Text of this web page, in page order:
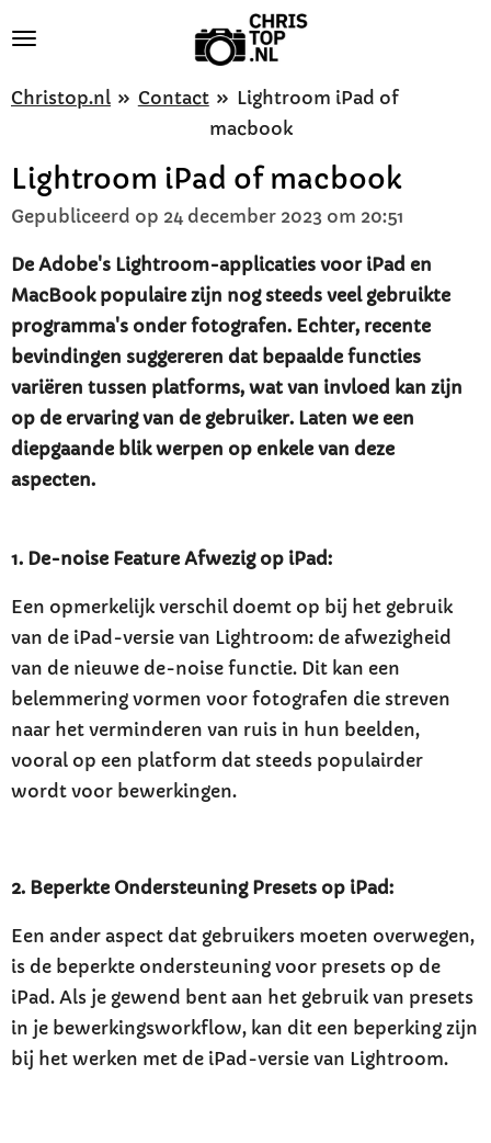
naar
Christop.nl » Contact » Lightroom iPad of
macbook
Lightroom iPad of macbook
Gepubliceerd op 24 december 2023 om 20:51
De Adobe's Lightroom-applicaties voor iPad en
MacBook populaire zijn nog steeds veel gebruikte
programma's onder fotografen. Echter, recente
bevindingen suggereren dat bepaalde functies
variëren tussen platforms, wat van invloed kan zijn
op de ervaring van de gebruiker. Laten we een
diepgaande blik werpen op enkele van deze
aspecten.
1. De-noise Feature Afwezig op iPad:
Een opmerkelijk verschil doemt op bij het gebruik
van de iPad-versie van Lightroom: de afwezigheid
van de nieuwe de-noise functie. Dit kan een
belemmering vormen voor fotografen die streven
naar het verminderen van ruis in hun beelden,
vooral op een platform dat steeds populairder
wordt voor bewerkingen.
2. Beperkte Ondersteuning Presets op iPad:
Een ander aspect dat gebruikers moeten overwegen,
is de beperkte ondersteuning voor presets op de
iPad. Als je gewend bent aan het gebruik van presets
in je bewerkingsworkflow, kan dit een beperking zijn
bij het werken met de iPad-versie van Lightroom.